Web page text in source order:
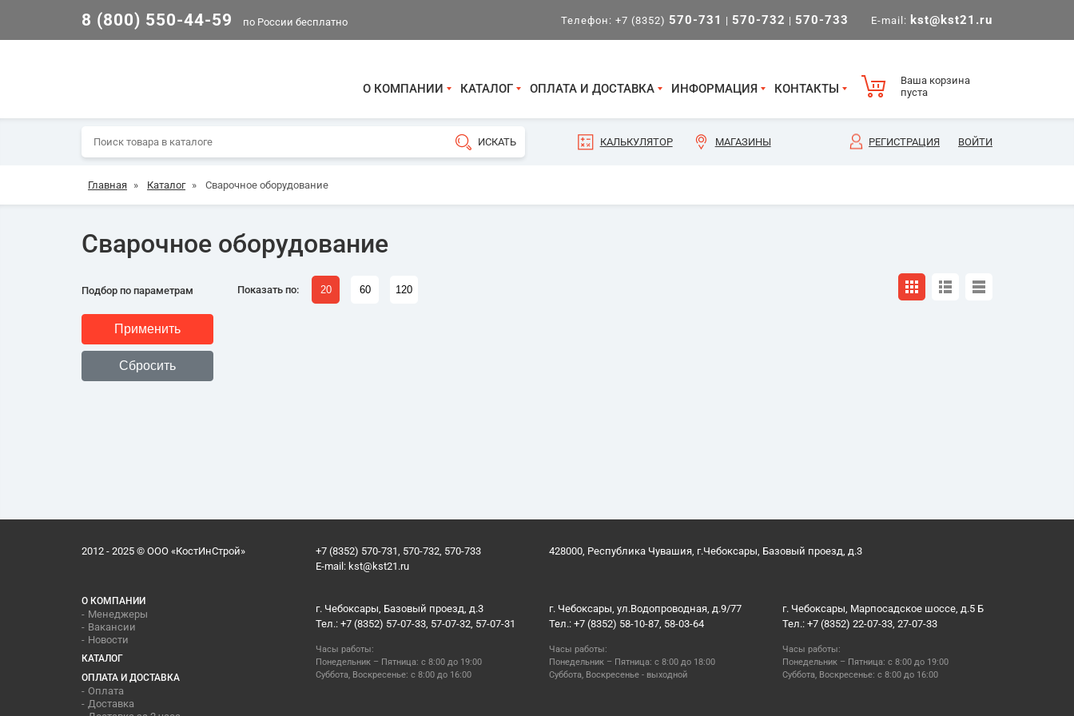
8 (800) 550-44-59 по России бесплатно Телефон: +7 (8352) 570-731 | 570-732 | 570-733 E-mail: kst@kst21.ru
О КОМПАНИИ КАТАЛОГ ОПЛАТА И ДОСТАВКА ИНФОРМАЦИЯ КОНТАКТЫ
Ваша корзина
пуста
КАЛЬКУЛЯТОР МАГАЗИНЫ РЕГИСТРАЦИЯ ВОЙТИ
Главная » Каталог » Сварочное оборудование
Сварочное оборудование
Подбор по параметрам Показать по: 20 60 120
2012 - 2025 © ООО «КостИнСтрой»
+7 (8352) 570-731, 570-732, 570-733
E-mail: kst@kst21.ru
428000, Республика Чувашия, г.Чебоксары, Базовый проезд, д.3
О КОМПАНИИ
Менеджеры
Вакансии
Новости
КАТАЛОГ
ОПЛАТА И ДОСТАВКА
Оплата
Доставка
г. Чебоксары, Базовый проезд, д.3
Тел.: +7 (8352) 57-07-33, 57-07-32, 57-07-31
Часы работы:
Понедельник – Пятница: с 8:00 до 19:00
Суббота, Воскресенье: с 8:00 до 16:00
г. Чебоксары, ул.Водопроводная, д.9/77
Тел.: +7 (8352) 58-10-87, 58-03-64
Часы работы:
Понедельник – Пятница: с 8:00 до 18:00
Суббота, Воскресенье - выходной
г. Чебоксары, Марпосадское шоссе, д.5 Б
Тел.: +7 (8352) 22-07-33, 27-07-33
Часы работы:
Понедельник – Пятница: с 8:00 до 19:00
Суббота, Воскресенье: с 8:00 до 16:00